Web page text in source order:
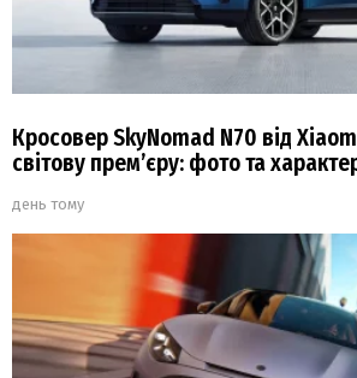
Кросовер SkyNomad N70 від
світову прем’єру: фото та
день тому